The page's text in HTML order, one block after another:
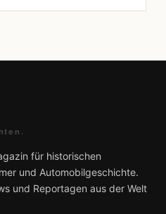
für historischen
und Automobilgeschichte.
und Reportagen aus der Welt